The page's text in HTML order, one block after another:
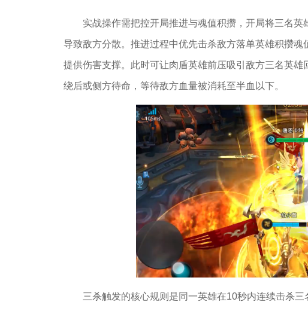
实战操作需把控开局推进与魂值积攒，开局将三名
导致敌方分散。推进过程中优先击杀敌方落单英雄积攒
提供伤害支撑。此时可让肉盾英雄前压吸引敌方三名英
绕后或侧方待命，等待敌方血量被消耗至半血以下。
三杀触发的核心规则是同一英雄在10秒内连续击杀